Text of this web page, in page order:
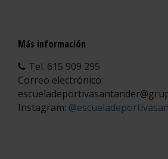
Más información
Tel. 615 909 295
Correo electrónico:
Instagram: